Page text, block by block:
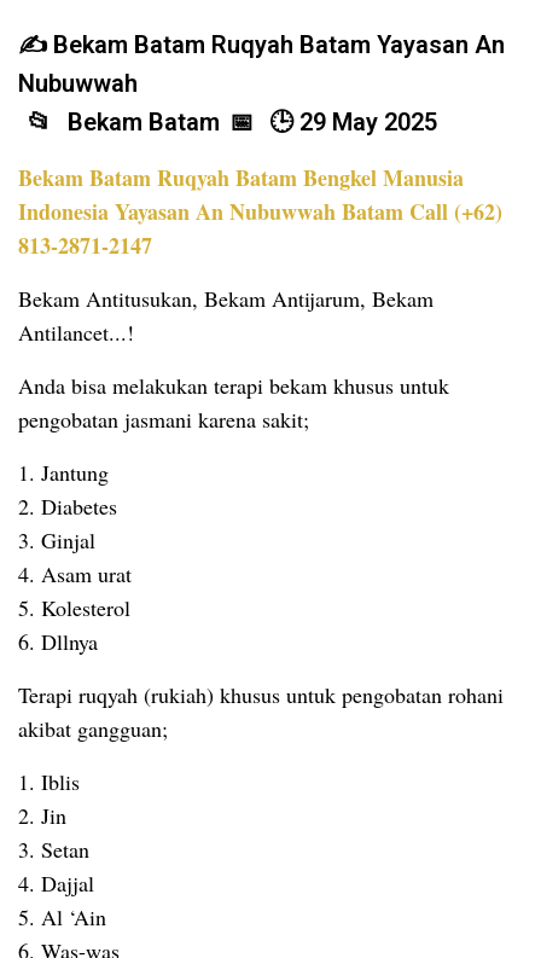
Bekam Batam Ruqyah Batam Yayasan An
Nubuwwah
Bekam Batam
29 May 2025
Bekam Batam Ruqyah Batam Bengkel Manusia
Indonesia Yayasan An Nubuwwah Batam Call (+62)
813-2871-2147
Bekam Antitusukan, Bekam Antijarum, Bekam
Antilancet...!
Anda bisa melakukan terapi bekam khusus untuk
pengobatan jasmani karena sakit;
1. Jantung
2. Diabetes
3. Ginjal
4. Asam urat
5. Kolesterol
6. Dllnya
Terapi ruqyah (rukiah) khusus untuk pengobatan rohani
akibat gangguan;
1. Iblis
2. Jin
3. Setan
4. Dajjal
5. Al ‘Ain
6. Was-was